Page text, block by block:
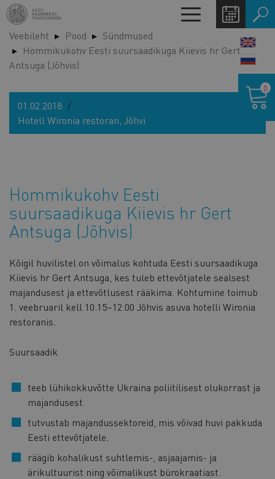
Liigu
edasi
põhisisu
juurde
Toggle
navigation
Veebileht Pood
Sündmused
Hommikukohv Eesti suursaadikuga Kiievis hr Gert
Antsuga (Jõhvis)
01.02.2018
Hotell Wironia restoran, Jõhvi
Hommikukohv Eesti
suursaadikuga Kiievis hr Gert
Antsuga (Jõhvis)
Kõigil huvilistel on võimalus kohtuda Eesti suursaadikuga
Kiievis hr Gert Antsuga, kes tuleb ettevõtjatele sealsest
majandusest ja ettevõtlusest rääkima. Kohtumine toimub
1. veebruaril kell 10.15–12.00 Jõhvis asuva hotelli Wironia
restoranis.
Suursaadik
teeb lühikokkuvõtte Ukraina poliitilisest olukorrast ja
majandusest.
tutvustab majandussektoreid, mis võivad huvi pakkuda
Eesti ettevõtjatele.
räägib kohalikust suhtlemis-, asjaajamis- ja
ärikultuurist ning võimalikust bürokraatiast.
0